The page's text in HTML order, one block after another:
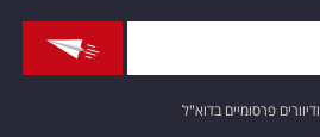
פרסומיים בדוא"ל